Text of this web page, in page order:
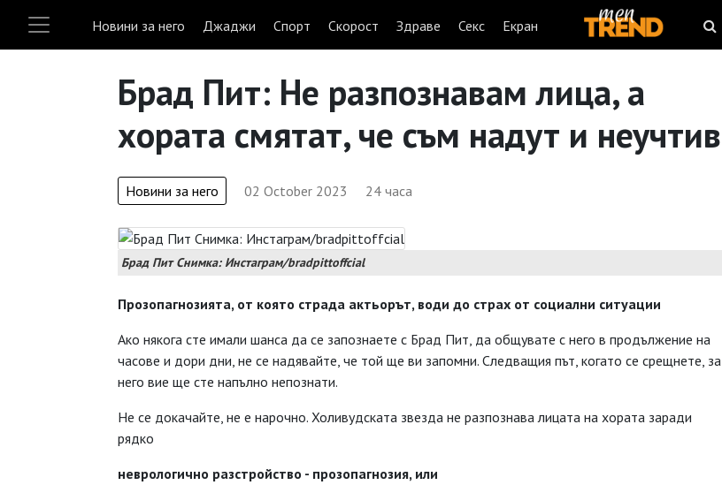
Новини за него Джаджи Спорт Скорост Здраве Секс Екран
Брад Пит: Не разпознавам лица, а
хората смятат, че съм надут и неучтив
Новини за него 02 October 2023 24 часа
Брад Пит Снимка: Инстаграм/bradpittoffcial
Прозопагнозията, от която страда актьорът, води до страх от социални ситуации
Ако някога сте имали шанса да се запознаете с Брад Пит, да общувате с него в продължение на
часове и дори дни, не се надявайте, че той ще ви запомни. Следващия път, когато се срещнете, за
него вие ще сте напълно непознати.
Не се докачайте, не е нарочно. Холивудската звезда не разпознава лицата на хората заради
рядко
неврологично разстройство - прозопагнозия, или